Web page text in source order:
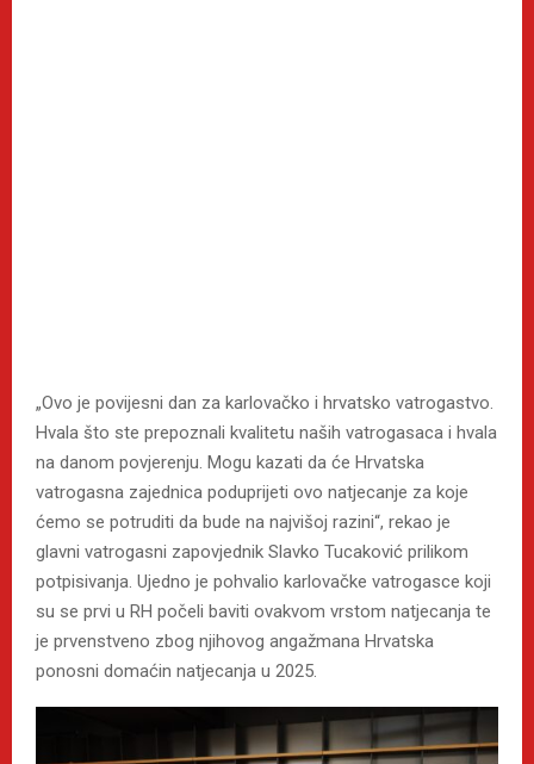
„Ovo je povijesni dan za karlovačko i hrvatsko vatrogastvo.
Hvala što ste prepoznali kvalitetu naših vatrogasaca i hvala
na danom povjerenju. Mogu kazati da će Hrvatska
vatrogasna zajednica poduprijeti ovo natjecanje za koje
ćemo se potruditi da bude na najvišoj razini“, rekao je
glavni vatrogasni zapovjednik Slavko Tucaković prilikom
potpisivanja. Ujedno je pohvalio karlovačke vatrogasce koji
su se prvi u RH počeli baviti ovakvom vrstom natjecanja te
je prvenstveno zbog njihovog angažmana Hrvatska
ponosni domaćin natjecanja u 2025.